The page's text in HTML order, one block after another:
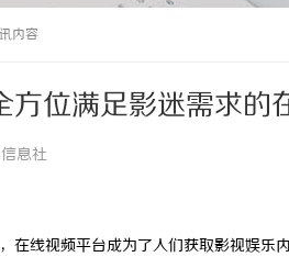
内容
方位满足影迷需求的
息社
在线视频平台成为了人们获取影视娱